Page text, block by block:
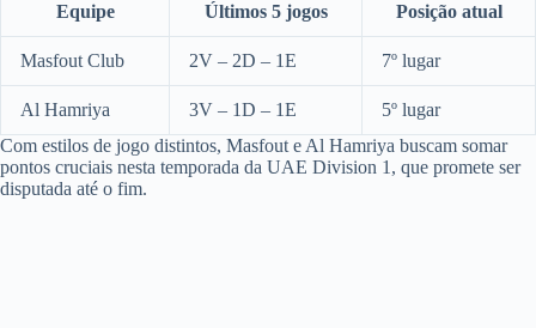
Equipe Últimos 5 jogos Posição atual
Masfout Club 2V – 2D – 1E 7º lugar
Al Hamriya 3V – 1D – 1E
5º lugar
Com estilos de jogo distintos, Masfout e Al Hamriya buscam somar
pontos cruciais nesta temporada da UAE Division 1, que promete ser
disputada até o fim.